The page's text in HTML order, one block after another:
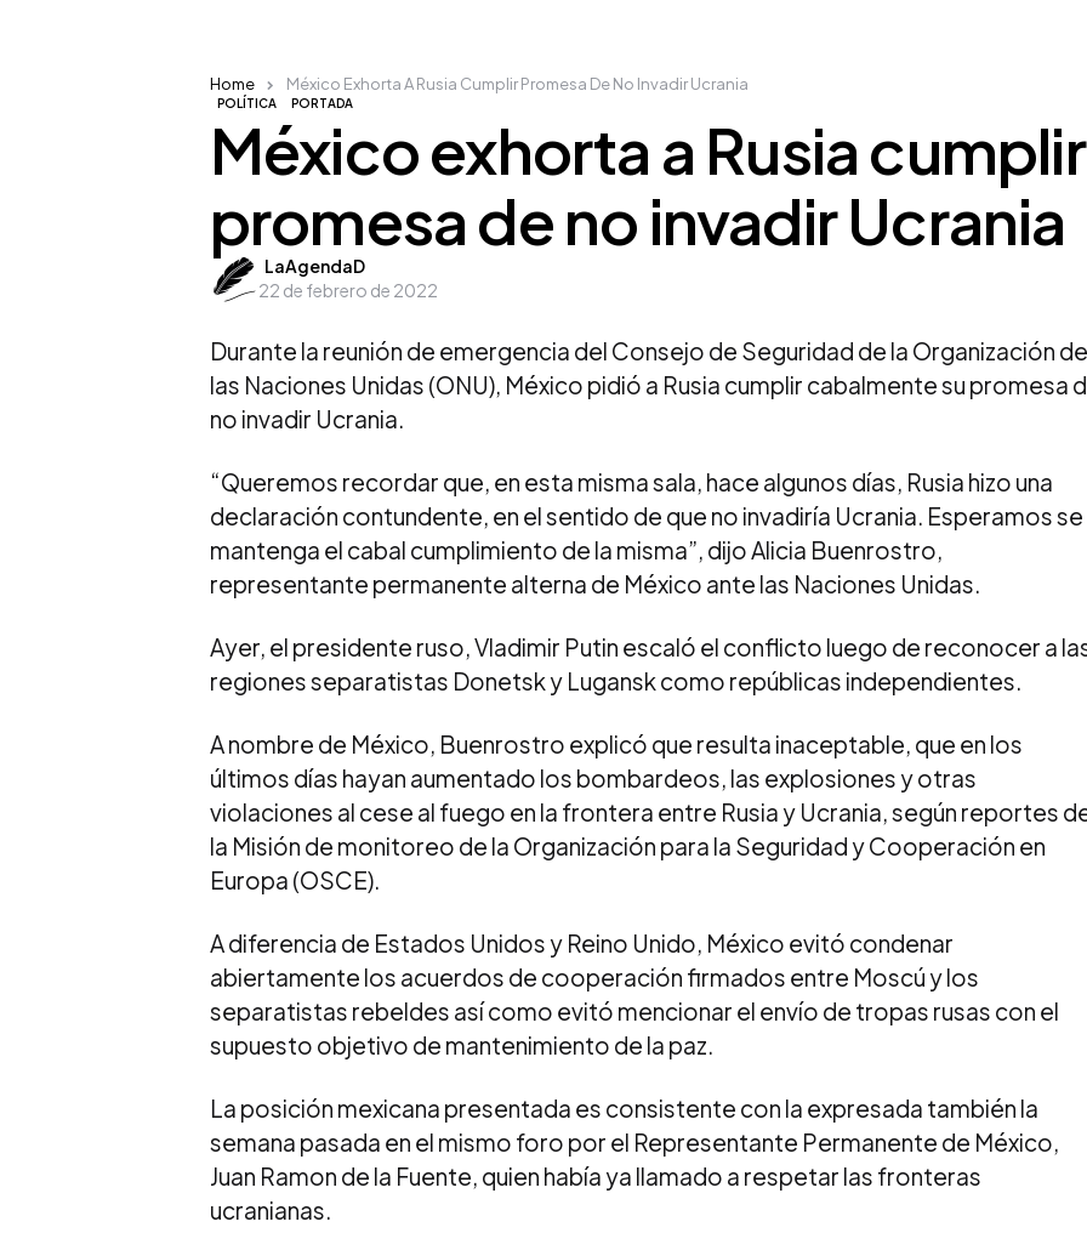
POLÍTICA PORTADA
México exhorta a Rusia cumplir
promesa de no invadir Ucrania
Posted
by
LaAgendaD
22 de febrero de 2022
Home México Exhorta A Rusia Cumplir Promesa De No Invadir Ucrania
Durante la reunión de emergencia del Consejo de Seguridad de la Organización de
las Naciones Unidas (ONU), México pidió a Rusia cumplir cabalmente su promesa
no invadir Ucrania.
“Queremos recordar que, en esta misma sala, hace algunos días, Rusia hizo una
declaración contundente, en el sentido de que no invadiría Ucrania. Esperamos se
mantenga el cabal cumplimiento de la misma”, dijo Alicia Buenrostro,
representante permanente alterna de México ante las Naciones Unidas.
Ayer, el presidente ruso, Vladimir Putin escaló el conflicto luego de reconocer a
regiones separatistas Donetsk y Lugansk como repúblicas independientes.
A nombre de México, Buenrostro explicó que resulta inaceptable, que en los
últimos días hayan aumentado los bombardeos, las explosiones y otras
violaciones al cese al fuego en la frontera entre Rusia y Ucrania, según reportes
la Misión de monitoreo de la Organización para la Seguridad y Cooperación en
Europa (OSCE).
A diferencia de Estados Unidos y Reino Unido, México evitó condenar
abiertamente los acuerdos de cooperación firmados entre Moscú y los
separatistas rebeldes así como evitó mencionar el envío de tropas rusas con el
supuesto objetivo de mantenimiento de la paz.
La posición mexicana presentada es consistente con la expresada también la
semana pasada en el mismo foro por el Representante Permanente de México,
Juan Ramon de la Fuente, quien había ya llamado a respetar las fronteras
ucranianas.